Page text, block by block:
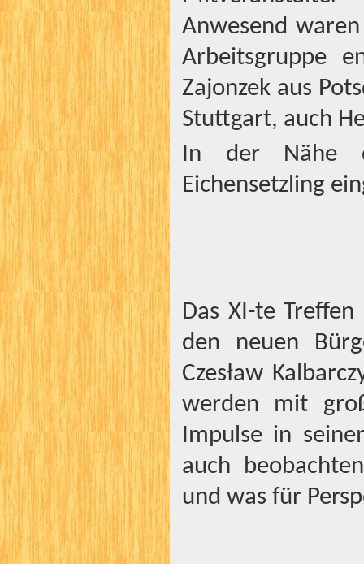
Anwesend
Arbeitsgruppe
Zajonzek aus
Stuttgart, auch
In der Nähe
Eichensetzling
Das XI-te
den neuen
Czesław
werden mit
Impulse in
auch
und was für